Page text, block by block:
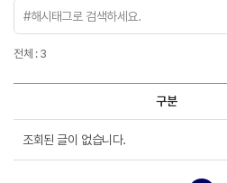
전체 : 3
구분
조회된 글이 없습니다.